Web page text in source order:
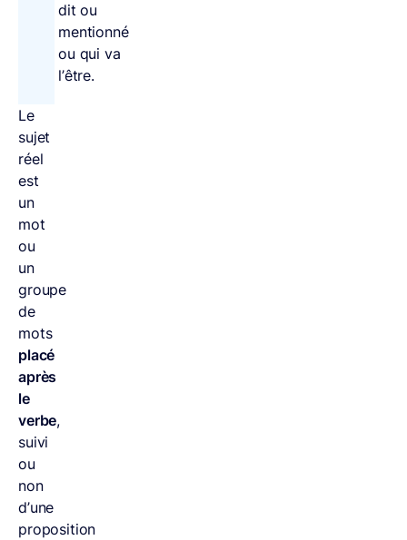
dit ou
mentionné
ou qui va
l’être.
Le
sujet
réel
est
un
mot
ou
un
groupe
de
mots
placé
après
le
verbe,
suivi
ou
non
d’une
proposition